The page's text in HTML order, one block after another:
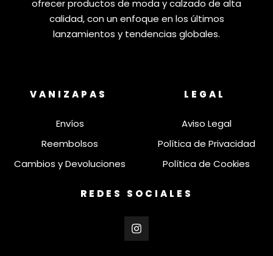
ofrecer productos de moda y calzado de alta
calidad, con un enfoque en los últimos
lanzamientos y tendencias globales.
VANIZAPAS
Envíos
Reembolsos
Cambios y Devoluciones
LEGAL
Aviso Legal
Política de Privacidad
Política de Cookies
REDES SOCIALES